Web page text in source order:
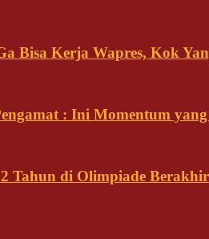
Bisa Kerja Wapres, Kok
: Ini Momentum
Tahun di Olimpiade Berakhir